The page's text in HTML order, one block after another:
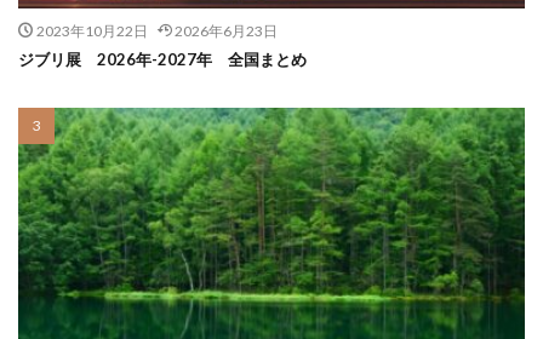
2023年10月22日 2026年6月23日
ジブリ展 2026年-2027年 全国まとめ